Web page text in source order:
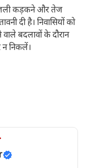
कड़कने और तेज
दी है। निवासियों को
बदलावों के दौरान
निकलें।